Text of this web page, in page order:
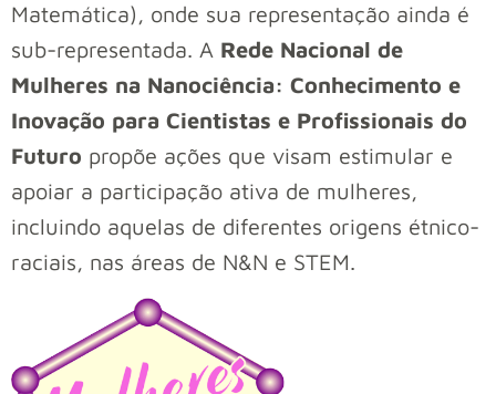
Matemática), onde sua representação ainda é
sub-representada. A Rede Nacional de
Mulheres na Nanociência: Conhecimento e
Inovação para Cientistas e Profissionais do
Futuro propõe ações que visam estimular e
apoiar a participação ativa de mulheres,
incluindo aquelas de diferentes origens étnico-
raciais, nas áreas de N&N e STEM.